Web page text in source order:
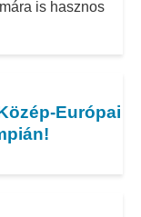
is hasznos
Európai